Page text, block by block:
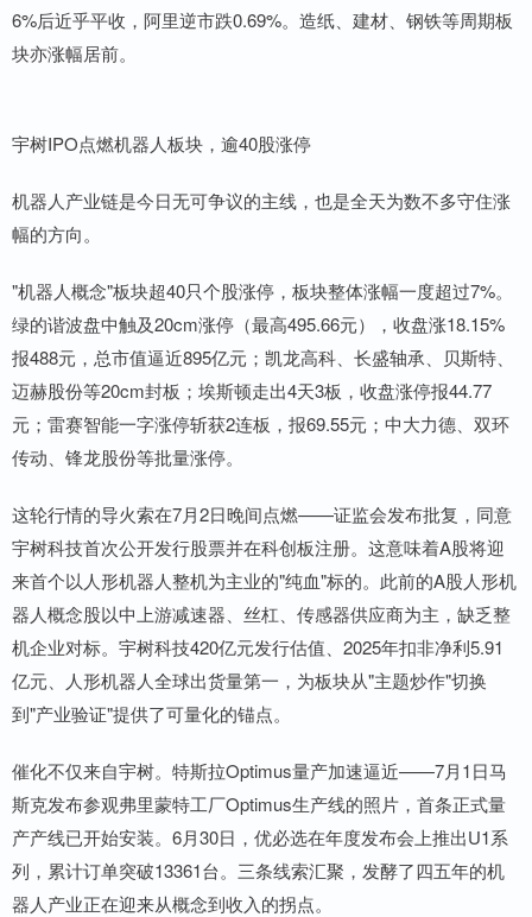
6%后近乎平收，阿里逆市跌0.69%。造纸、建材、钢铁等周期板
块亦涨幅居前。
宇树IPO点燃机器人板块，逾40股涨停
机器人产业链是今日无可争议的主线，也是全天为数不多守住涨
幅的方向。
"机器人概念"板块超40只个股涨停，板块整体涨幅一度超过7%。
绿的谐波盘中触及20cm涨停（最高495.66元），收盘涨18.15%
报488元，总市值逼近895亿元；凯龙高科、长盛轴承、贝斯特、
迈赫股份等20cm封板；埃斯顿走出4天3板，收盘涨停报44.77
元；雷赛智能一字涨停斩获2连板，报69.55元；中大力德、双环
传动、锋龙股份等批量涨停。
这轮行情的导火索在7月2日晚间点燃——证监会发布批复，同意
宇树科技首次公开发行股票并在科创板注册。这意味着A股将迎
来首个以人形机器人整机为主业的"纯血"标的。此前的A股人形机
器人概念股以中上游减速器、丝杠、传感器供应商为主，缺乏整
机企业对标。宇树科技420亿元发行估值、2025年扣非净利5.91
亿元、人形机器人全球出货量第一，为板块从"主题炒作"切换
到"产业验证"提供了可量化的锚点。
催化不仅来自宇树。特斯拉Optimus量产加速逼近——7月1日马
斯克发布参观弗里蒙特工厂Optimus生产线的照片，首条正式量
产产线已开始安装。6月30日，优必选在年度发布会上推出U1系
列，累计订单突破13361台。三条线索汇聚，发酵了四五年的机
器人产业正在迎来从概念到收入的拐点。